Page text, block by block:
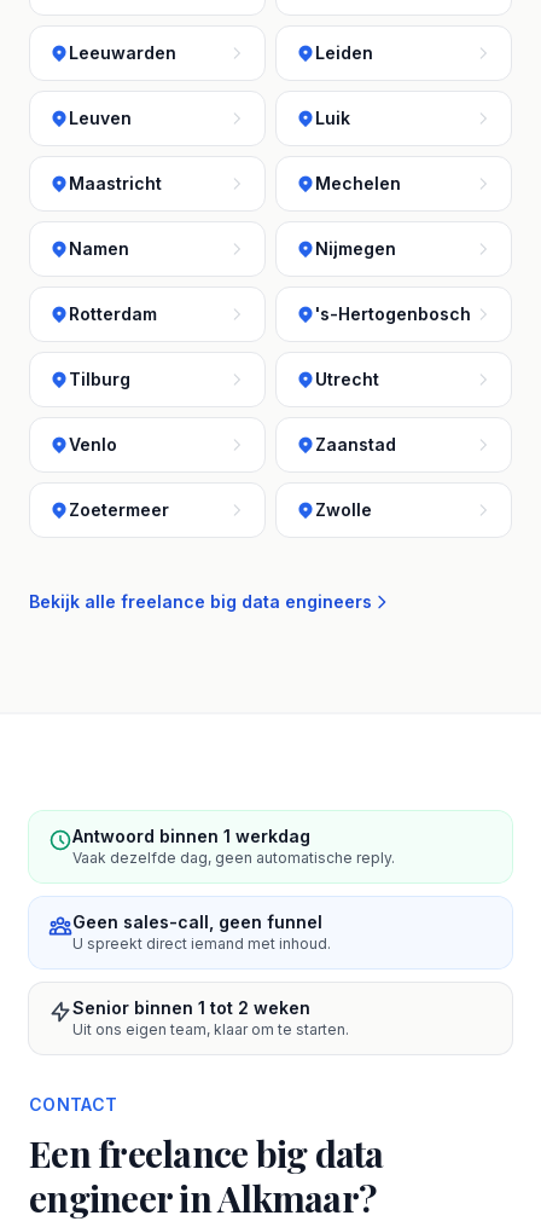
Leeuwarden Leiden
Leuven Luik
Maastricht Mechelen
Namen Nijmegen
Rotterdam 's-Hertogenbosch
Tilburg Utrecht
Venlo Zaanstad
Zoetermeer Zwolle
Bekijk alle freelance big data engineers
Antwoord binnen 1 werkdag
Vaak dezelfde dag, geen automatische reply.
Geen sales-call, geen funnel
U spreekt direct iemand met inhoud.
Senior binnen 1 tot 2 weken
Uit ons eigen team, klaar om te starten.
CONTACT
Een freelance big data
engineer in Alkmaar?